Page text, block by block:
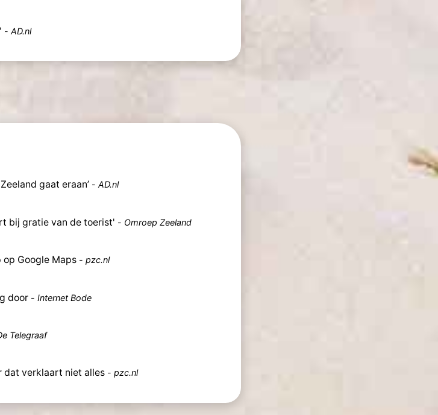
- AD.nl
gaat eraan’- AD.nl
bij gratie van de toerist' - Omroep Zeeland
Google Maps- pzc.nl
door- Internet Bode
Telegraaf
dat verklaart niet alles- pzc.nl